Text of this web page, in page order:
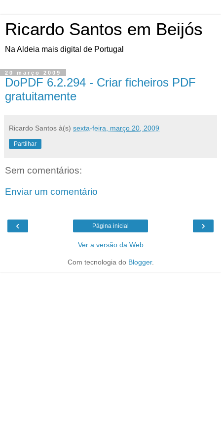
Ricardo Santos em Beijós
Na Aldeia mais digital de Portugal
20 março 2009
DoPDF 6.2.294 - Criar ficheiros PDF
gratuitamente
Ricardo Santos à(s) sexta-feira, março 20, 2009
Partilhar
Sem comentários:
Enviar um comentário
‹ ›
Página inicial
Ver a versão da Web
Com tecnologia do Blogger.